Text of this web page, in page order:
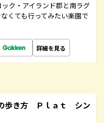
ク・アイランド郡と南ラグ
くても行ってみたい楽園で
詳細を見る
歩き方 Ｐｌａｔ シン